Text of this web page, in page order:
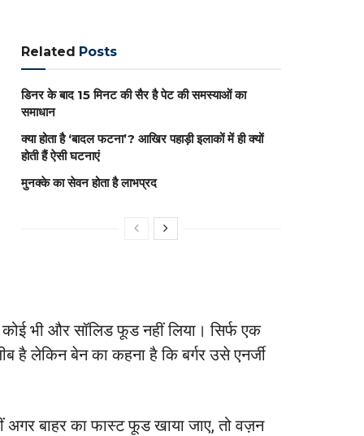
Related Posts
डिनर के बाद 15 मिनट की सैर है पेट की समस्याओं का
समाधान
क्या होता है ‘बादल फटना’? आखिर पहाड़ी इलाकों में ही क्यों
होती हैं ऐसी घटनाएं
मुनक्के का सेवन होता है लाभप्रद
कोई भी और सॉलिड फूड नहीं लिया। सिर्फ एक
है लेकिन बेन का कहना है कि बर्गर उसे एनर्जी
बाहर का फास्ट फूड खाया जाए, तो वज़न